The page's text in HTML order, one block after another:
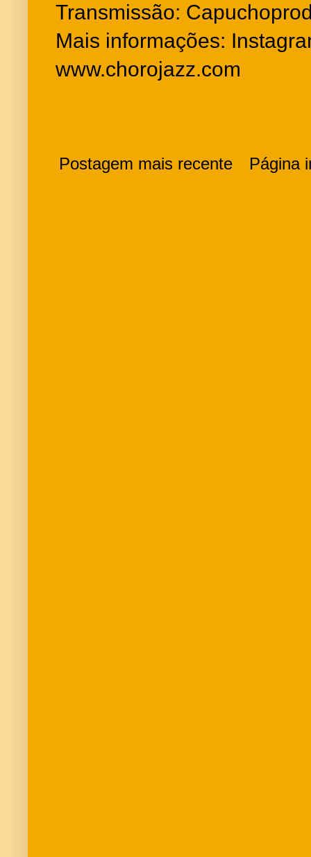
Transmissão:
Mais informações:
www.chorojazz.com
Postagem mais recente Página